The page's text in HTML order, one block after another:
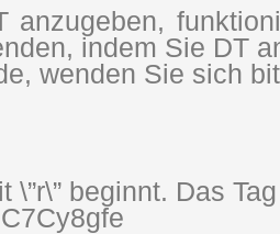
indem Sie DT
wenden Sie sich
beginnt. Das